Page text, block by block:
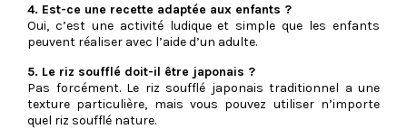
4. Est-ce une recette adaptée aux enfants ?
Oui, c’est une activité ludique et simple que les enfants
peuvent réaliser avec l’aide d’un adulte.
5. Le riz soufflé doit-il être japonais ?
Pas forcément. Le riz soufflé japonais traditionnel a une
texture particulière, mais vous pouvez utiliser n’importe
quel riz soufflé nature.